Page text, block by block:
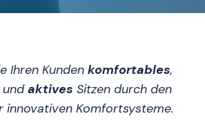
Ihren Kunden komfortables,
undaktives Sitzen durch den
innovativen Komfortsysteme.